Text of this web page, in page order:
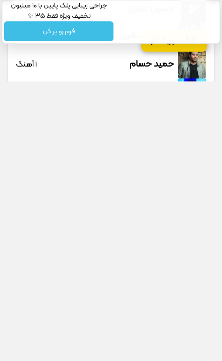
کانال موزیک تار
1 آهنگ
حمید حسام 1 آهنگ
جراحی زیبایی پلک پایین با 10 میلیون
تخفیف ویژه فقط 35 ✨
فرم رو پر کن